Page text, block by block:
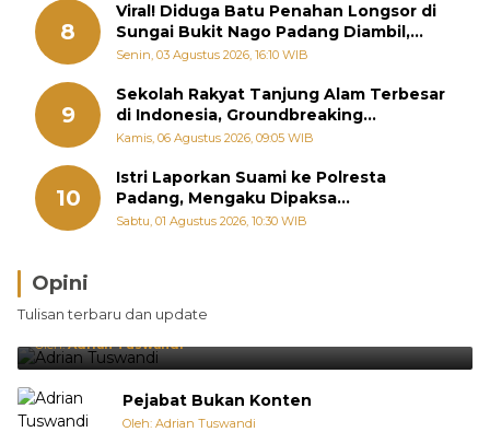
8
Viral! Diduga Batu Penahan Longsor di
Sungai Bukit Nago Padang Diambil,
Warga Khawatir Bencana Terulang
Senin, 03 Agustus 2026, 16:10 WIB
9
Sekolah Rakyat Tanjung Alam Terbesar
di Indonesia, Groundbreaking
September
Kamis, 06 Agustus 2026, 09:05 WIB
10
Istri Laporkan Suami ke Polresta
Padang, Mengaku Dipaksa
Berhubungan dengan Pria Lain
Sabtu, 01 Agustus 2026, 10:30 WIB
Opini
Tulisan terbaru dan update
Brasil Lebih Diunggulkan, tetapi Jepang Selalu
Punya Cara Membuat Kejutan
Oleh:Adrian Tuswandi
Pejabat Bukan Konten
Oleh: Adrian Tuswandi